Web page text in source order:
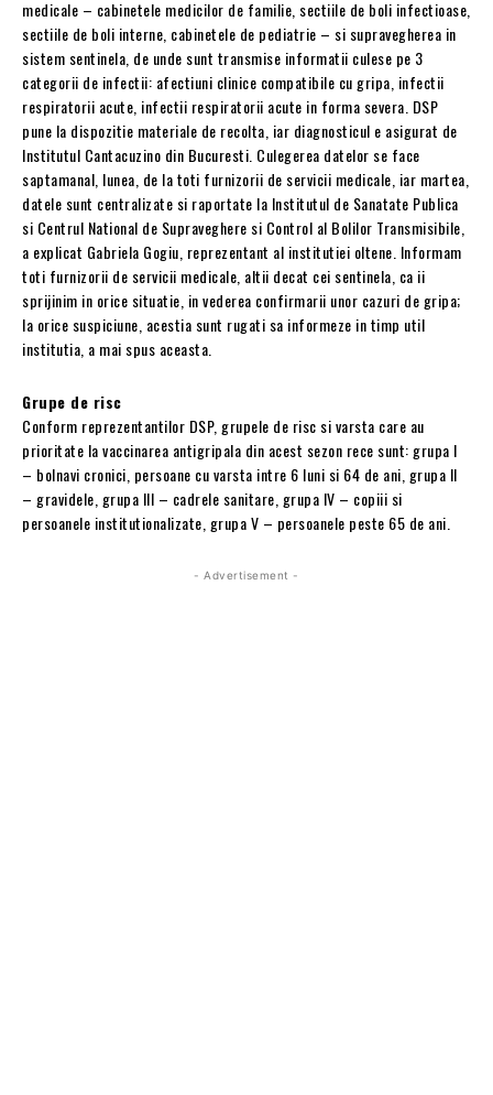
medicale – cabinetele medicilor de familie, sectiile de boli infectioase,
sectiile de boli interne, cabinetele de pediatrie – si supravegherea in
sistem sentinela, de unde sunt transmise informatii culese pe 3
categorii de infectii: afectiuni clinice compatibile cu gripa, infectii
respiratorii acute, infectii respiratorii acute in forma severa. DSP
pune la dispozitie materiale de recolta, iar diagnosticul e asigurat de
Institutul Cantacuzino din Bucuresti. Culegerea datelor se face
saptamanal, lunea, de la toti furnizorii de servicii medicale, iar martea,
datele sunt centralizate si raportate la Institutul de Sanatate Publica
si Centrul National de Supraveghere si Control al Bolilor Transmisibile,
a explicat Gabriela Gogiu, reprezentant al institutiei oltene. Informam
toti furnizorii de servicii medicale, altii decat cei sentinela, ca ii
sprijinim in orice situatie, in vederea confirmarii unor cazuri de gripa;
la orice suspiciune, acestia sunt rugati sa informeze in timp util
institutia, a mai spus aceasta.
Grupe de risc
Conform reprezentantilor DSP, grupele de risc si varsta care au
prioritate la vaccinarea antigripala din acest sezon rece sunt: grupa I
– bolnavi cronici, persoane cu varsta intre 6 luni si 64 de ani, grupa II
– gravidele, grupa III – cadrele sanitare, grupa IV – copiii si
persoanele institutionalizate, grupa V – persoanele peste 65 de ani.
- Advertisement -